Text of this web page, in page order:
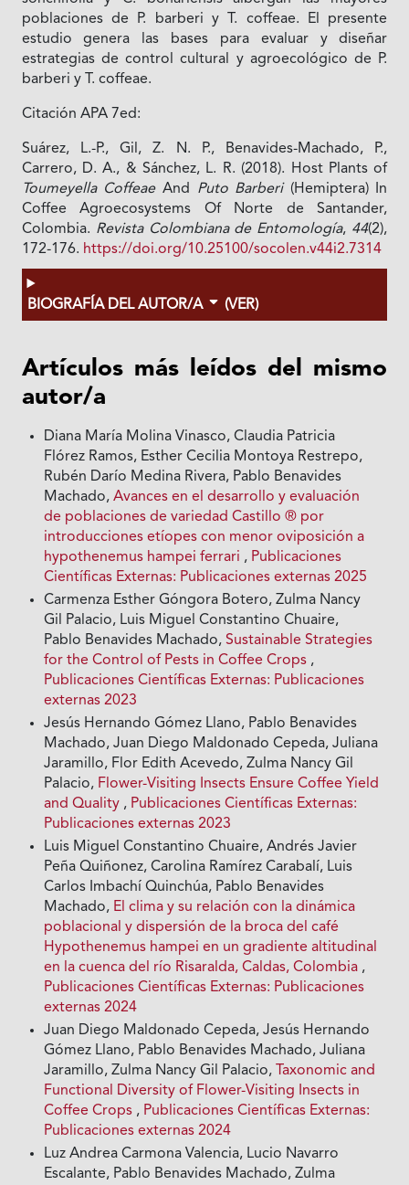
poblaciones de P. barberi y T. coffeae. El presente
estudio genera las bases para evaluar y diseñar
estrategias de control cultural y agroecológico de P.
barberi y T. coffeae.
Citación APA 7ed:
Suárez, L.-P., Gil, Z. N. P., Benavides-Machado, P.,
Carrero, D. A., & Sánchez, L. R. (2018). Host Plants of
Toumeyella CoffeaeAnd Puto Barberi(Hemiptera) In
Coffee Agroecosystems Of Norte de Santander,
Colombia. Revista Colombiana de Entomología, 44(2),
172-176. https://doi.org/10.25100/socolen.v44i2.7314
BIOGRAFÍA DEL AUTOR/A (VER)
Artículos más leídos del mismo
autor/a
Diana María Molina Vinasco, Claudia Patricia
Flórez Ramos, Esther Cecilia Montoya Restrepo,
Rubén Darío Medina Rivera, Pablo Benavides
Machado,Avances en el desarrollo y evaluación
de poblaciones de variedad Castillo ® por
introducciones etíopes con menor oviposición a
hypothenemus hampei ferrari , Publicaciones
Científicas Externas: Publicaciones externas 2025
Carmenza Esther Góngora Botero, Zulma Nancy
Gil Palacio, Luis Miguel Constantino Chuaire,
Pablo Benavides Machado,Sustainable Strategies
for the Control of Pests in Coffee Crops ,
Publicaciones Científicas Externas: Publicaciones
externas 2023
Jesús Hernando Gómez Llano, Pablo Benavides
Machado, Juan Diego Maldonado Cepeda, Juliana
Jaramillo, Flor Edith Acevedo, Zulma Nancy Gil
Palacio, Flower-Visiting Insects Ensure Coffee Yield
and Quality , Publicaciones Científicas Externas:
Publicaciones externas 2023
Luis Miguel Constantino Chuaire, Andrés Javier
Peña Quiñonez, Carolina Ramírez Carabalí, Luis
Carlos Imbachí Quinchúa, Pablo Benavides
Machado, El clima y su relación con la dinámica
poblacional y dispersión de la broca del café
Hypothenemus hampei en un gradiente altitudinal
en la cuenca del río Risaralda, Caldas, Colombia ,
Publicaciones Científicas Externas: Publicaciones
externas 2024
Juan Diego Maldonado Cepeda, Jesús Hernando
Gómez Llano, Pablo Benavides Machado, Juliana
Jaramillo, Zulma Nancy Gil Palacio, Taxonomic and
Functional Diversity of Flower-Visiting Insects in
Coffee Crops , Publicaciones Científicas Externas:
Publicaciones externas 2024
Luz Andrea Carmona Valencia, Lucio Navarro
Escalante, Pablo Benavides Machado, Zulma